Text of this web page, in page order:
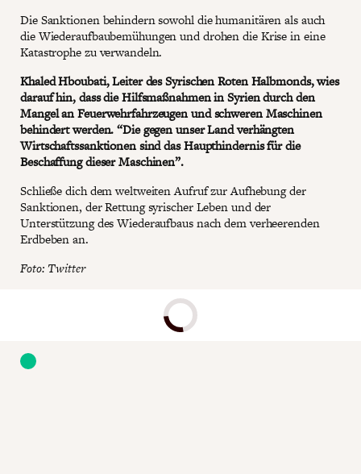
Die Sanktionen behindern sowohl die humanitären als auch
die Wiederaufbaubemühungen und drohen die Krise in eine
Katastrophe zu verwandeln.
Khaled Hboubati, Leiter des Syrischen Roten Halbmonds, wies
darauf hin, dass die Hilfsmaßnahmen in Syrien durch den
Mangel an Feuerwehrfahrzeugen und schweren Maschinen
behindert werden. “Die gegen unser Land verhängten
Wirtschaftssanktionen sind das Haupthindernis für die
Beschaffung dieser Maschinen”.
Schließe dich dem weltweiten Aufruf zur Aufhebung der
Sanktionen, der Rettung syrischer Leben und der
Unterstützung des Wiederaufbaus nach dem verheerenden
Erdbeben an.
Foto: Twitter